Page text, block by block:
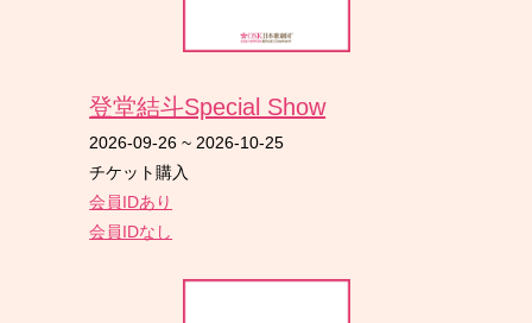
登堂結斗Special Show
2026-09-26 ~ 2026-10-25
チケット購入
会員IDあり
会員IDなし